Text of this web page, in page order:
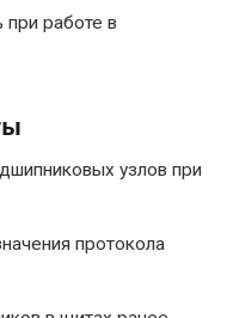
работе в
узлов при
протокола